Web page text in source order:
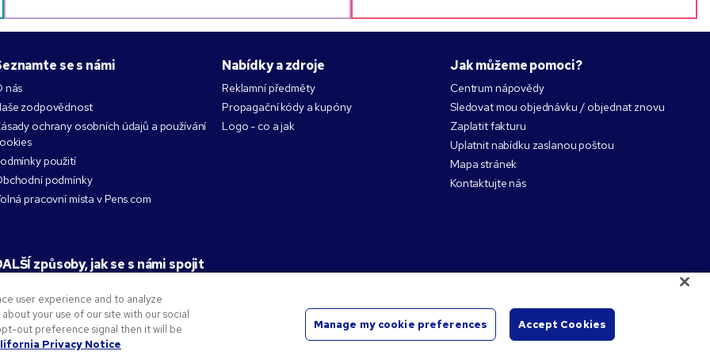
se s námi
nás
zodpovědnost
ochrany osobních údajů a používání
použití
podmínky
pracovní místa v Pens.com
způsoby, jak se s námi spojit
Nabídky a zdroje
Reklamní předměty
Propagační kódy a kupóny
Logo - co a jak
Jak můžeme pomoci?
Centrum nápovědy
Sledovat mou objednávku / objednat znovu
Zaplatit fakturu
Uplatnit nabídku zaslanou poštou
Mapa stránek
Kontaktujte nás
společnosti National Pen Company. Veškeré ostatní obchodní známky jsou vlastnictvím jejich příslušných vlastníků.
user experience and to analyze
your use of our site with our social
out preference signal then it will be
Privacy Notice
Manage my cookie preferences Accept Cookies